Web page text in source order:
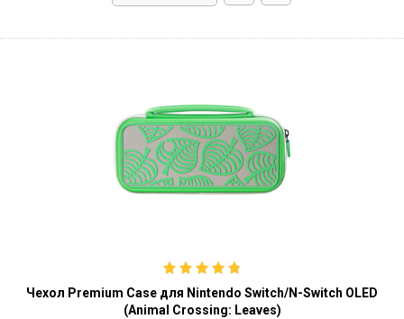
Чехол Premium Case для Nintendo Switch/N-Switch OLED
(Animal Crossing: Leaves)